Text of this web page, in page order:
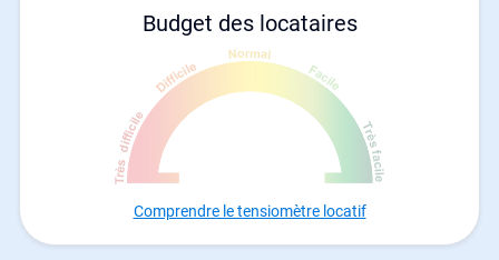
Budget des locataires
Comprendre le tensiomètre locatif